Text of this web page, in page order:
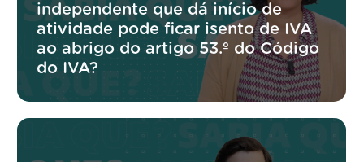
independente que dá início de
atividade pode ficar isento de IVA
ao abrigo do artigo 53.º do Código
do IVA?